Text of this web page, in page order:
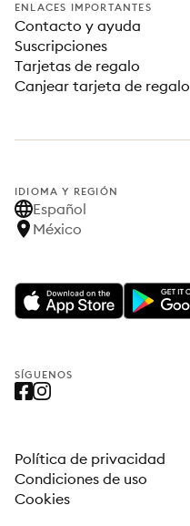
ENLACES IMPORTANTES
Contacto y ayuda
Suscripciones
Tarjetas de regalo
Canjear tarjeta de regalo
IDIOMA Y REGIÓN
Español
México
SÍGUENOS
Política de privacidad
Condiciones de uso
Cookies